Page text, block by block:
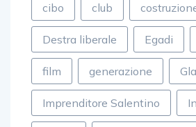
cibo club
Destra liberale Egadi
film generazione
Imprenditore Salentino